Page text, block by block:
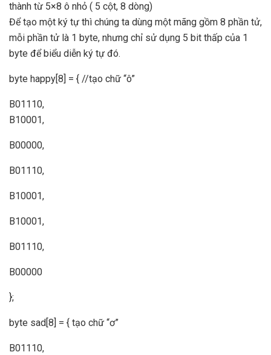
thành từ 5×8 ô nhỏ ( 5 cột, 8 dòng)
Để tạo một ký tự thì chúng ta dùng một mãng gồm 8 phần tử,
mỗi phần tử là 1 byte, nhưng chỉ sử dụng 5 bit thấp của 1
byte để biểu diễn ký tự đó.
byte happy[8] = { //tạo chữ “ô”
B01110,
B10001,
B00000,
B01110,
B10001,
B10001,
B01110,
B00000
};
byte sad[8] = { tạo chữ “ơ”
B01110,